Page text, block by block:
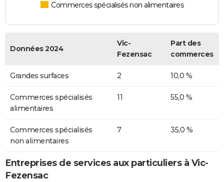
Commerces spécialisés non alimentaires
Données 2024
Vic-
Fezensac
Part des
commerces
Grandes surfaces 2 10,0 %
Commerces spécialisés
alimentaires
11 55,0 %
Commerces spécialisés
non alimentaires
7 35,0 %
Entreprises de services aux particuliers à Vic-
Fezensac